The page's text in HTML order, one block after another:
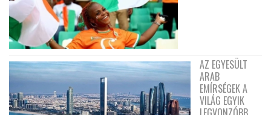
AZ EGYESÜLT
ARAB
EMÍRSÉGEK A
VILÁG EGYIK